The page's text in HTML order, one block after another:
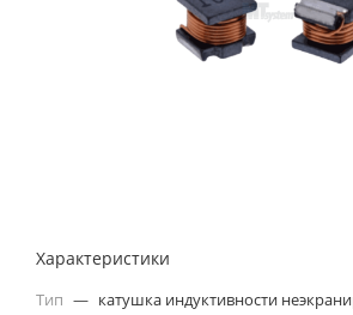
Характеристики
Тип — катушка индуктивности